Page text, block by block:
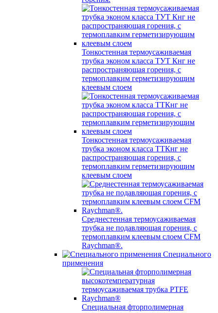
Тонкостенная термоусаживаемая
трубка эконом класса ТУТ Кнг не
распространяющая горения, с
термоплавким герметизирующим
клеевым слоем
Тонкостенная термоусаживаемая
трубка эконом класса ТТКнг не
распространяющая горения, с
термоплавким герметизирующим
клеевым слоем
Среднестенная термоусаживаемая
трубка не подавляющая горения, с
термоплавким клеевым слоем CFM
Raychman®.
Специального
применения
Специальная фторполимерная